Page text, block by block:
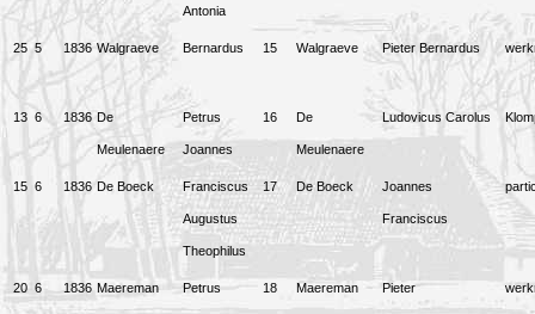
Antonia
25 5 1836 Walgraeve Bernardus 15 Walgraeve Pieter Bernardus
13 6 1836 De
Meulenaere
Petrus
Joannes
16 De
Meulenaere
Ludovicus Carolus
15 6 1836 De Boeck Franciscus
Augustus
Theophilus
17 De Boeck Joannes
Franciscus
20 6 1836 Maereman Petrus 18 Maereman Pieter